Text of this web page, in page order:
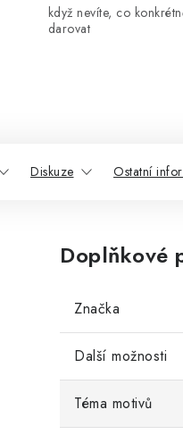
když nevíte, co
darovat
Diskuze Ostatní
Doplňkové
Značka
Další možnosti
Téma motivů